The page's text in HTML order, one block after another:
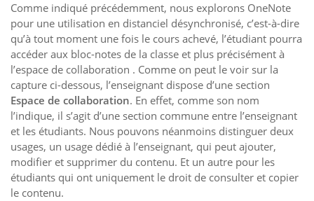
Comme indiqué précédemment, nous explorons OneNote
pour une utilisation en distanciel désynchronisé, c’est-à-dire
qu’à tout moment une fois le cours achevé, l’étudiant pourra
accéder aux bloc-notes de la classe et plus précisément à
l’espace de collaboration . Comme on peut le voir sur la
capture ci-dessous, l’enseignant dispose d’une section
Espace de collaboration. En effet, comme son nom
l’indique, il s’agit d’une section commune entre l’enseignant
et les étudiants. Nous pouvons néanmoins distinguer deux
usages, un usage dédié à l’enseignant, qui peut ajouter,
modifier et supprimer du contenu. Et un autre pour les
étudiants qui ont uniquement le droit de consulter et copier
le contenu.